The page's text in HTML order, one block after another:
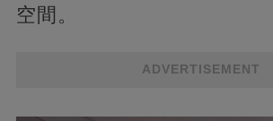
空間。
ADVERTISEMENT